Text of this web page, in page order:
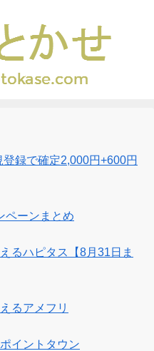
録で確定2,000円+600円
ペーンまとめ
るハピタス【8月31日ま
るアメフリ
イントタウン